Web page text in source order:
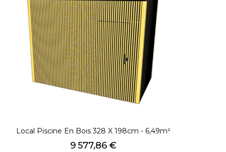
Local Piscine En Bois 328 X 198cm - 6,49m²
Prix
9 577,86 €